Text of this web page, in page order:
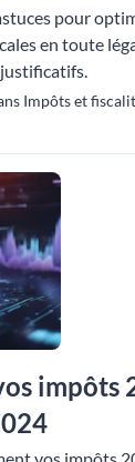
pour
en toute
Impôts et
impôts